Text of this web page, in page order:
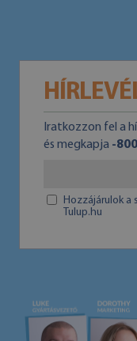
Iratkozzon fel a
és megkapja -
Hozzájárulok
Tulup.hu